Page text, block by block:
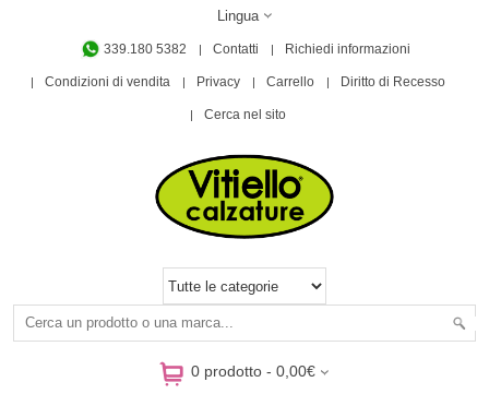
Lingua
339.180 5382 Contatti Richiedi informazioni
Condizioni di vendita Privacy Carrello Diritto di Recesso
Cerca nel sito
0 prodotto - 0,00€